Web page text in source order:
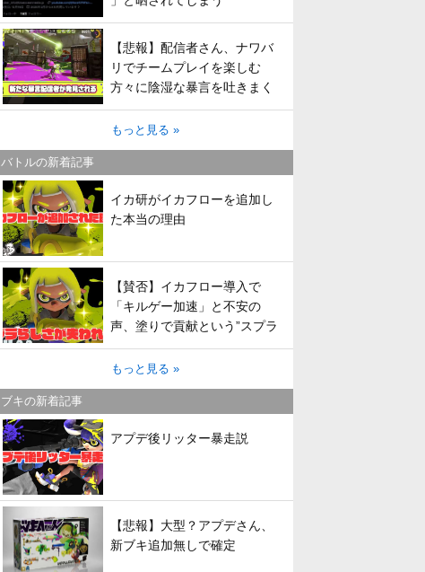
【悲報】配信者さん、ナワバ
リでチームプレイを楽しむ
方々に陰湿な暴言を吐きまく
ってしまう
もっと見る »
バトルの新着記事
イカ研がイカフローを追加し
た本当の理由
【賛否】イカフロー導入で
「キルゲー加速」と不安の
声、塗りで貢献という”スプラ
らしさ”は失われてしまうのか
もっと見る »
ブキの新着記事
アプデ後リッター暴走説
【悲報】大型？アプデさん、
新ブキ追加無しで確定